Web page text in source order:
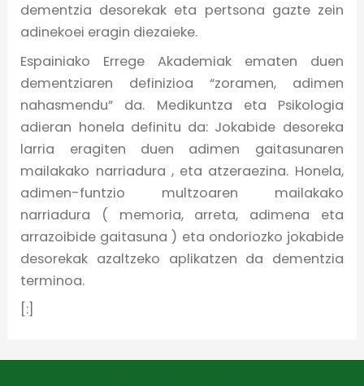
dementzia desorekak eta pertsona gazte zein
adinekoei eragin diezaieke.
Espainiako Errege Akademiak ematen duen
dementziaren definizioa “zoramen, adimen
nahasmendu” da. Medikuntza eta Psikologia
adieran honela definitu da: Jokabide desoreka
larria eragiten duen adimen gaitasunaren
mailakako narriadura , eta atzeraezina. Honela,
adimen-funtzio multzoaren mailakako
narriadura ( memoria, arreta, adimena eta
arrazoibide gaitasuna ) eta ondoriozko jokabide
desorekak azaltzeko aplikatzen da dementzia
terminoa.
[:]